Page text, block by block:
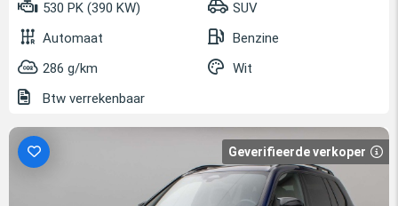
530 PK (390 KW)
SUV
Automaat
Benzine
286 g/km
Wit
Btw verrekenbaar
Geverifieerde verkoper